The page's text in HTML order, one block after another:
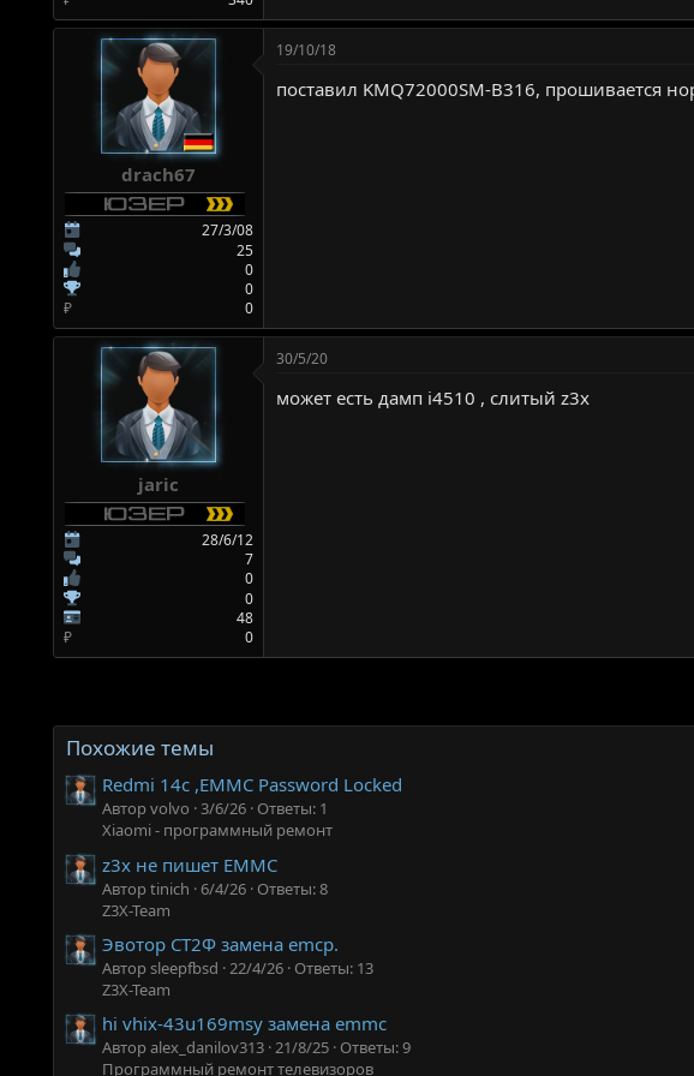
drach67
27/3/08
25
0
0
₽
0
19/10/18
поставил KMQ72000SM-B316, прошивается
jaric
28/6/12
7
0
0
48
₽
0
30/5/20
может есть дамп і4510 , слитый z3x
Похожие темы
Redmi 14c ,EMMC Password Locked
Автор volvo 3/6/26 Ответы: 1
Xiaomi - программный ремонт
z3x не пишет EMMC
Автор tinich 6/4/26 Ответы: 8
Z3X-Team
Эвотор СТ2Ф замена emcp.
Автор sleepfbsd 22/4/26 Ответы: 13
Z3X-Team
hi vhix-43u169msy замена emmc
Автор alex_danilov313 21/8/25 Ответы: 9
Программный ремонт телевизоров